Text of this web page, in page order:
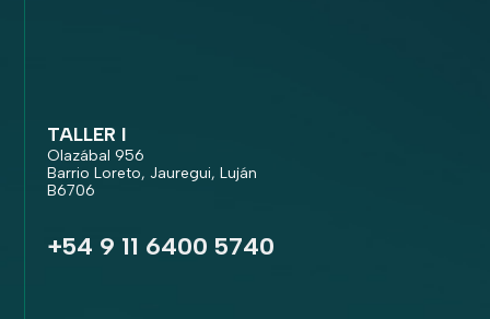
TALLER I
Olazábal 956
Barrio Loreto, Jauregui, Luján
B6706
+54 9 11 6400 5740